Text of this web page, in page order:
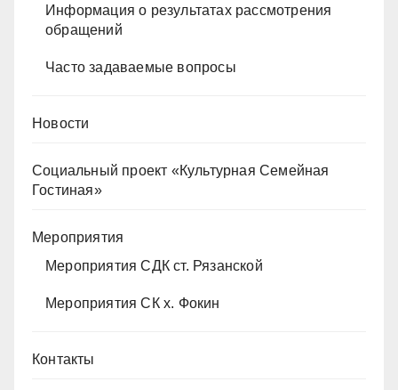
Информация о результатах рассмотрения
обращений
Часто задаваемые вопросы
Новости
Социальный проект «Культурная Семейная
Гостиная»
Мероприятия
Мероприятия СДК ст. Рязанской
Мероприятия СК х. Фокин
Контакты